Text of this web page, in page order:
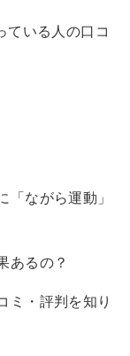
ている人の口コ
「ながら運動」
あるの？
ミ・評判を知り